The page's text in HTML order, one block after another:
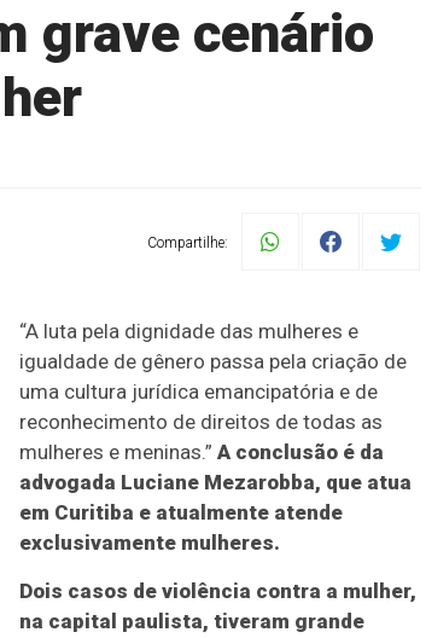
grave cenário
Compartilhe:
“A luta pela dignidade das mulheres e
igualdade de gênero passa pela criação de
uma cultura jurídica emancipatória e de
reconhecimento de direitos de todas as
mulheres e meninas.” A conclusão é da
advogada Luciane Mezarobba, que atua
em Curitiba e atualmente atende
exclusivamente mulheres.
Dois casos de violência contra a mulher,
na capital paulista, tiveram grande